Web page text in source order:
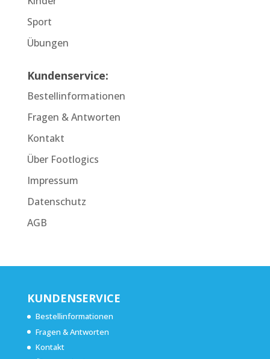
Sport
Übungen
Kundenservice:
Bestellinformationen
Fragen & Antworten
Kontakt
Über Footlogics
Impressum
Datenschutz
AGB
KUNDENSERVICE
Bestellinformationen
Fragen & Antworten
Kontakt